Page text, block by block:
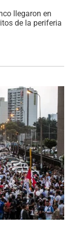
llegaron en
de la periferia